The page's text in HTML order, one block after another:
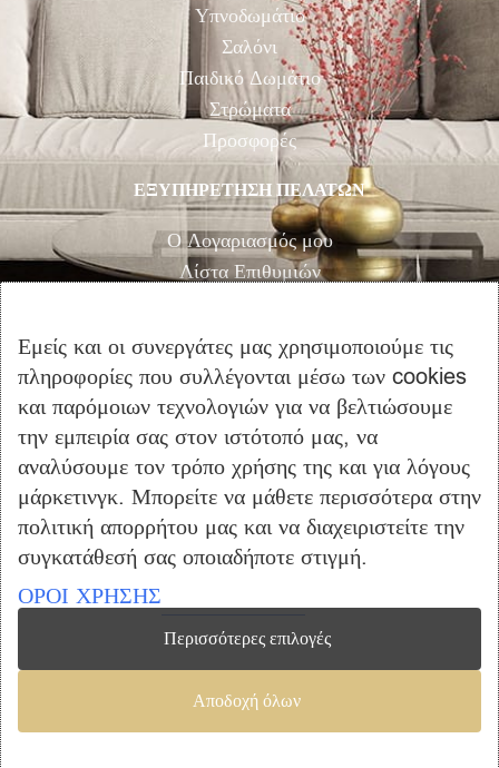
Υπνοδωμάτιο
Σαλόνι
Παιδικό Δωμάτιο
Στρώματα
Προσφορές
ΕΞΥΠΗΡΕΤΗΣΗ ΠΕΛΑΤΩΝ
Ο Λογαριασμός μου
Λίστα Επιθυμιών
Καλάθι Αγορών
Επικοινωνία
ΠΛΗΡΟΦΟΡΙΕΣ
Όροι Χρήσης
Τρόποι Πληρωμής – Αποστολής
Προσωπικά Δεδομένα
Πολιτική Επιστροφής Προϊόντων
Vrisko.gr
Εμείς και οι συνεργάτες μας χρησιμοποιούμε τις
πληροφορίες που συλλέγονται μέσω των cookies
και παρόμοιων τεχνολογιών για να βελτιώσουμε
την εμπειρία σας στον ιστότοπό μας, να
αναλύσουμε τον τρόπο χρήσης της και για λόγους
μάρκετινγκ. Μπορείτε να μάθετε περισσότερα στην
πολιτική απορρήτου μας και να διαχειριστείτε την
συγκατάθεσή σας οποιαδήποτε στιγμή.
ΟΡΟΙ ΧΡΗΣΗΣ
Περισσότερες επιλογές
Αποδοχή όλων